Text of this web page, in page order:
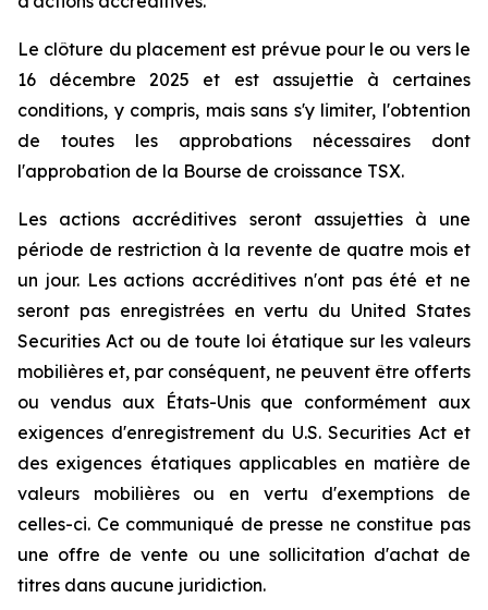
Le clôture du placement est prévue pour le ou vers le
16 décembre 2025 et est assujettie à certaines
conditions, y compris, mais sans s'y limiter, l'obtention
de toutes les approbations nécessaires dont
l'approbation de la Bourse de croissance TSX.
Les actions accréditives seront assujetties à une
période de restriction à la revente de quatre mois et
un jour. Les actions accréditives n'ont pas été et ne
seront pas enregistrées en vertu du United States
Securities Act ou de toute loi étatique sur les valeurs
mobilières et, par conséquent, ne peuvent être offerts
ou vendus aux États-Unis que conformément aux
exigences d'enregistrement du U.S. Securities Actet
des exigences étatiques applicables en matière de
valeurs mobilières ou en vertu d'exemptions de
celles-ci. Ce communiqué de presse ne constitue pas
une offre de vente ou une sollicitation d'achat de
titres dans aucune juridiction.